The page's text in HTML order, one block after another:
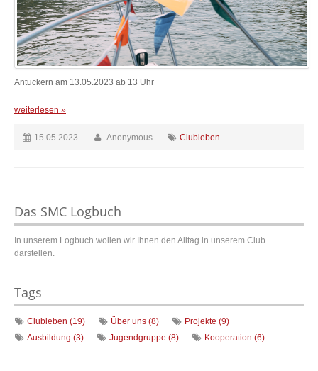
Antuckern am 13.05.2023 ab 13 Uhr
weiterlesen »
15.05.2023 Anonymous Clubleben
Das SMC Logbuch
In unserem Logbuch wollen wir Ihnen den Alltag in unserem Club
darstellen.
Tags
Clubleben (19) Über uns (8)
Projekte (9)
Ausbildung (3)
Jugendgruppe (8) Kooperation (6)